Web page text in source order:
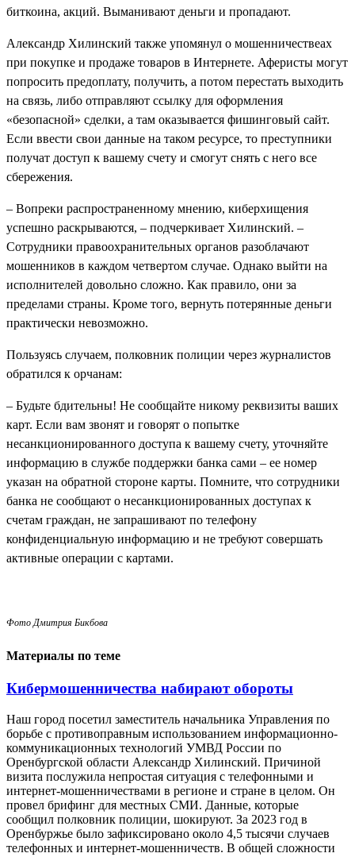
биткоина, акций. Выманивают деньги и пропадают.
Александр Хилинский также упомянул о мошенничествеах
при покупке и продаже товаров в Интернете. Аферисты могут
попросить предоплату, получить, а потом перестать выходить
на связь, либо отправляют ссылку для оформления
«безопасной» сделки, а там оказывается фишинговый сайт.
Если ввести свои данные на таком ресурсе, то преступники
получат доступ к вашему счету и смогут снять с него все
сбережения.
– Вопреки распространенному мнению, киберхищения
успешно раскрываются, – подчеркивает Хилинский. –
Сотрудники правоохранительных органов разоблачают
мошенников в каждом четвертом случае. Однако выйти на
исполнителей довольно сложно. Как правило, они за
пределами страны. Кроме того, вернуть потерянные деньги
практически невозможно.
Пользуясь случаем, полковник полиции через журналистов
обратился к орчанам:
– Будьте бдительны! Не сообщайте никому реквизиты ваших
карт. Если вам звонят и говорят о попытке
несанкционированного доступа к вашему счету, уточняйте
информацию в службе поддержки банка сами – ее номер
указан на обратной стороне карты. Помните, что сотрудники
банка не сообщают о несанкционированных доступах к
счетам граждан, не запрашивают по телефону
конфиденциальную информацию и не требуют совершать
активные операции с картами.
Фото Дмитрия Бикбова
Материалы по теме
Кибермошенничества набирают обороты
Наш город посетил заместитель начальника Управления по
борьбе с противоправным использованием информационно-
коммуникационных технологий УМВД России по
Оренбургской области Александр Хилинский. Причиной
визита послужила непростая ситуация с телефонными и
интернет-мошенничествами в регионе и стране в целом. Он
провел брифинг для местных СМИ. Данные, которые
сообщил полковник полиции, шокируют. За 2023 год в
Оренбуржье было зафиксировано около 4,5 тысячи случаев
телефонных и интернет-мошенничеств. В общей сложности